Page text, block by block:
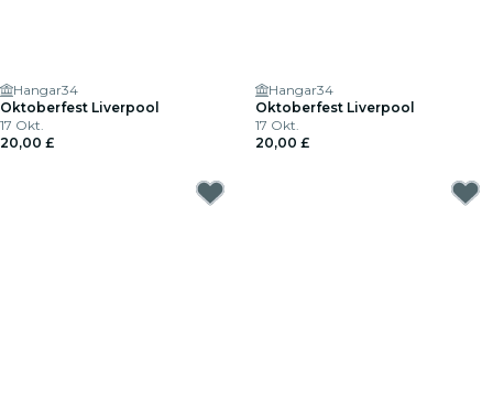
Hangar34
Oktoberfest Liverpool
17 Okt.
20,00 £
Hangar34
Oktoberfest Liverpool
17 Okt.
20,00 £